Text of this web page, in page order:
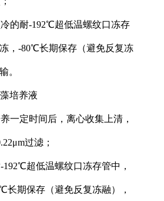
的耐-192℃超低温螺纹口冻存
，-80℃长期保存（避免反复冻
。
培养液
一定时间后，离心收集上清，
过滤；
超低温螺纹口冻存管中，
长期保存（避免反复冻融），